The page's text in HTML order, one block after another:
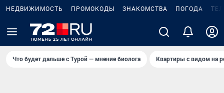
НЕДВИЖИМОСТЬ ПРОМОКОДЫ ЗНАКОМСТВА ПОГОДА
Что будет дальше с Турой — мнение биолога Квартиры с видом на